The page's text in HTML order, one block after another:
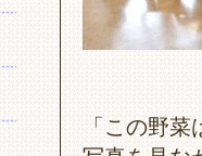
「この野菜